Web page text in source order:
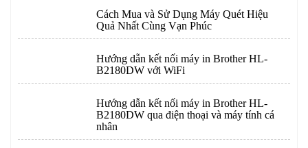
Cách Mua và Sử Dụng Máy Quét Hiệu
Quả Nhất Cùng Vạn Phúc
Hướng dẫn kết nối máy in Brother HL-
B2180DW với WiFi
Hướng dẫn kết nối máy in Brother HL-
B2180DW qua điện thoại và máy tính cá
nhân